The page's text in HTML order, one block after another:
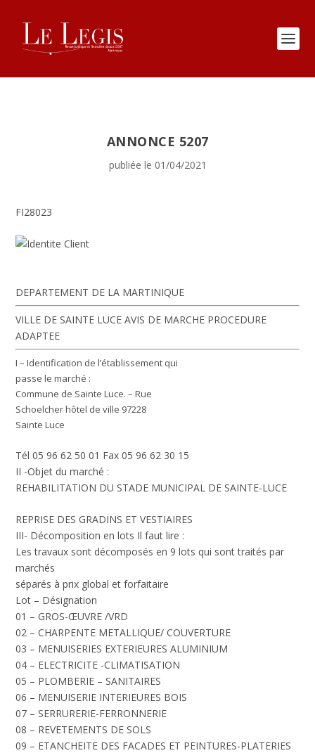
ANNONCE 5207
publiée le 01/04/2021
FI28023
DEPARTEMENT DE LA MARTINIQUE
VILLE DE SAINTE LUCE AVIS DE MARCHE PROCEDURE
ADAPTEE
I – Identification de l’établissement qui
passe le marché :
Commune de Sainte Luce. – Rue
Schoelcher hôtel de ville 97228
Sainte Luce
Tél 05 96 62 50 01 Fax 05 96 62 30 15
II -Objet du marché :
REHABILITATION DU STADE MUNICIPAL DE SAINTE-LUCE
REPRISE DES GRADINS ET VESTIAIRES
III- Décomposition en lots Il faut lire :
Les travaux sont décomposés en 9 lots qui sont traités par
marchés
séparés à prix global et forfaitaire
Lot – Désignation
01 – GROS-ŒUVRE /VRD
02 – CHARPENTE METALLIQUE/ COUVERTURE
03 – MENUISERIES EXTERIEURES ALUMINIUM
04 – ELECTRICITE -CLIMATISATION
05 – PLOMBERIE – SANITAIRES
06 – MENUISERIE INTERIEURES BOIS
07 – SERRURERIE-FERRONNERIE
08 – REVETEMENTS DE SOLS
09 – ETANCHEITE DES FACADES ET PEINTURES-PLATERIES